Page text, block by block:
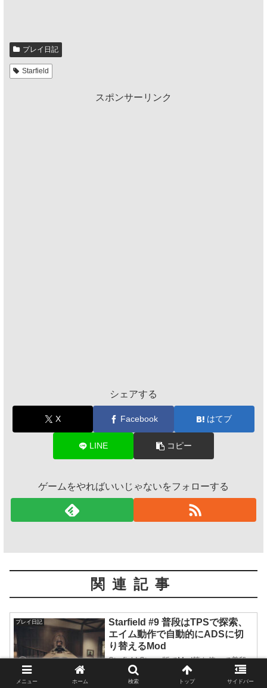
プレイ日記
Starfield
スポンサーリンク
シェアする
X Facebook はてブ
LINE コピー
ゲームをやればいいじゃないをフォローする
関連記事
プレイ日記
Starfield #9 普段はTPSで探索、
エイム動作で自動的にADSに切
り替えるMod
Starfield Steam版でMod等を使って普段
はTPSで探索しつつもエイム時に自動で
ADS(Aim Down Sight:サイト覗き込み照
メニュー ホーム 検索 トップ サイドバー